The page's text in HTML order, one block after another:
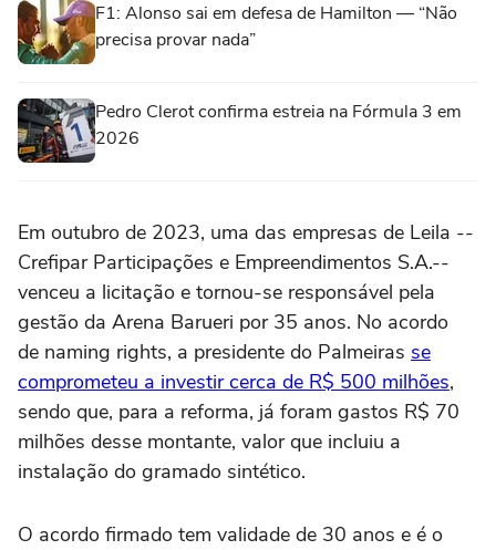
F1: Alonso sai em defesa de Hamilton — “Não
precisa provar nada”
Pedro Clerot confirma estreia na Fórmula 3 em
2026
Em outubro de 2023, uma das empresas de Leila --
Crefipar Participações e Empreendimentos S.A.--
venceu a licitação e tornou-se responsável pela
gestão da Arena Barueri por 35 anos. No acordo
de naming rights, a presidente do Palmeiras se
comprometeu a investir cerca de R$ 500 milhões,
sendo que, para a reforma, já foram gastos R$ 70
milhões desse montante, valor que incluiu a
instalação do gramado sintético.
O acordo firmado tem validade de 30 anos e é o